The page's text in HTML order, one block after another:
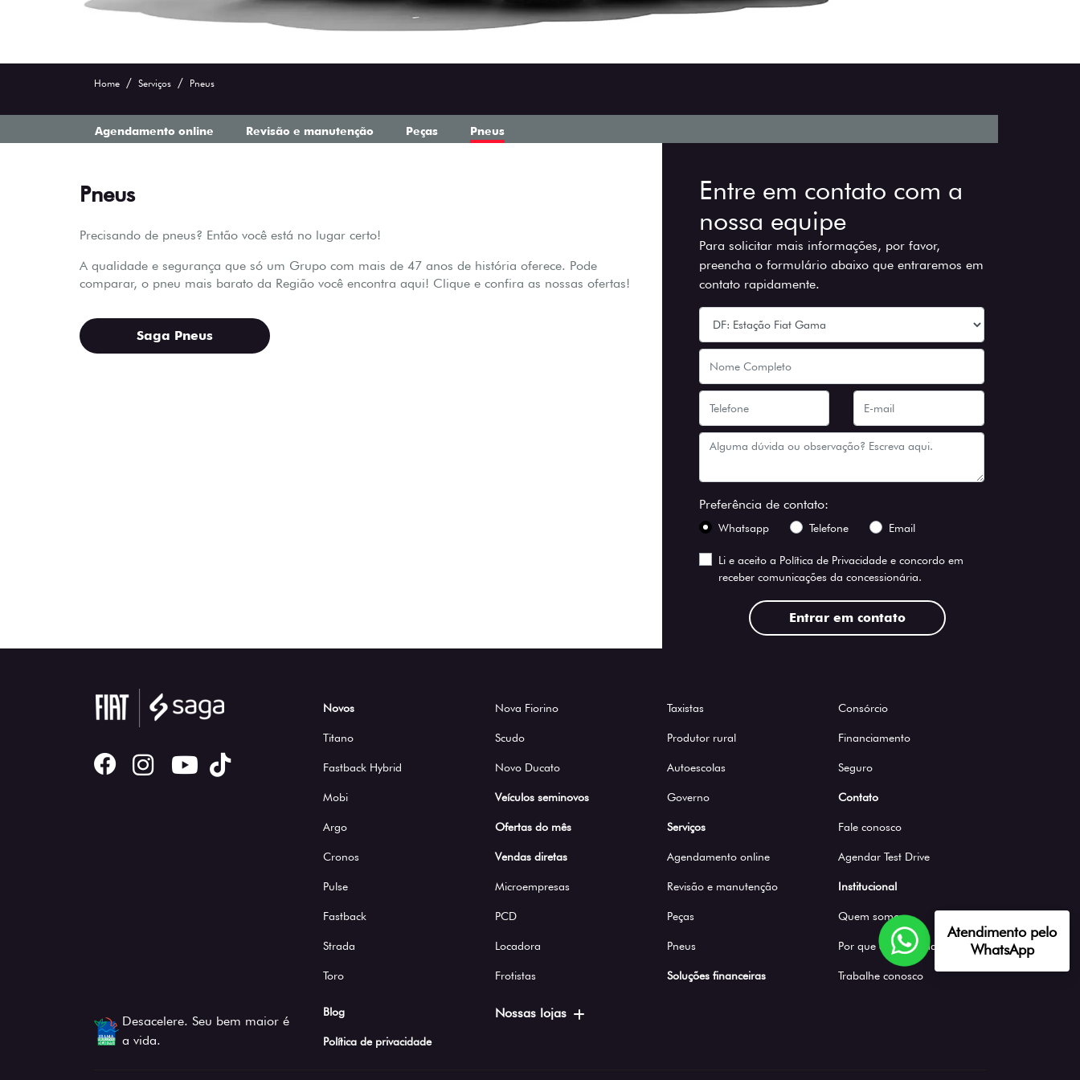
Home Serviços Pneus
Agendamento online Revisão e manutenção Peças Pneus
Pneus
Precisando de pneus? Então você está no lugar certo!
A qualidade e segurança que só um Grupo com mais de 47 anos de história oferece. Pode
comparar, o pneu mais barato da Região você encontra aqui! Clique e confira as nossas ofertas!
Saga Pneus
Entre em contato com a
nossa equipe
Para solicitar mais informações, por favor,
preencha o formulário abaixo que entraremos em
contato rapidamente.
Preferência de contato:
Whatsapp Telefone Email
Li e aceito a Política de Privacidadee concordo em
receber comunicações da concessionária.
Entrar em contato
Desacelere. Seu bem maior é
a vida.
Novos
Titano
Fastback Hybrid
Mobi
Argo
Cronos
Pulse
Fastback
Strada
Toro
Nova Fiorino
Scudo
Novo Ducato
Veículos seminovos
Ofertas do mês
Vendas diretas
Microempresas
PCD
Locadora
Frotistas
Taxistas
Produtor rural
Autoescolas
Governo
Serviços
Agendamento online
Revisão e manutenção
Peças
Pneus
Soluções financeiras
Consórcio
Financiamento
Seguro
Contato
Fale conosco
Agendar Test Drive
Institucional
Quem somos
Por que comprar na Saga
Trabalhe conosco
Blog
Política de privacidade
Nossas lojas
Atendimento pelo
WhatsApp